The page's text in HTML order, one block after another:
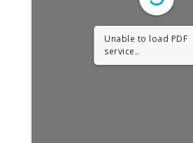
Unable to load PDF
service..